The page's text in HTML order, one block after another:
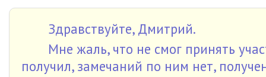
Здравствуйте, Дмитрий.
Мне жаль, что не смог принять
получил, замечаний по ним нет,